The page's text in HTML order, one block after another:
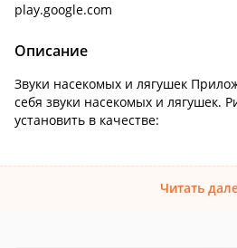
play.google.com
Описание
Звуки насекомых и лягушек
себя звуки насекомых и лягушек.
установить в качестве:
Читать